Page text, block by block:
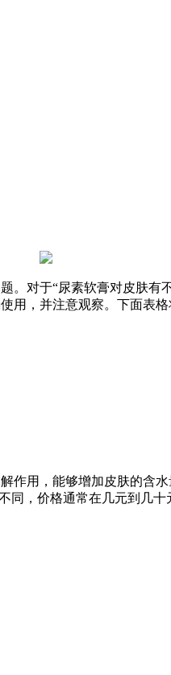
对于“尿素软膏对皮肤
，并注意观察。下面表
用，能够增加皮肤的含
，价格通常在几元到几